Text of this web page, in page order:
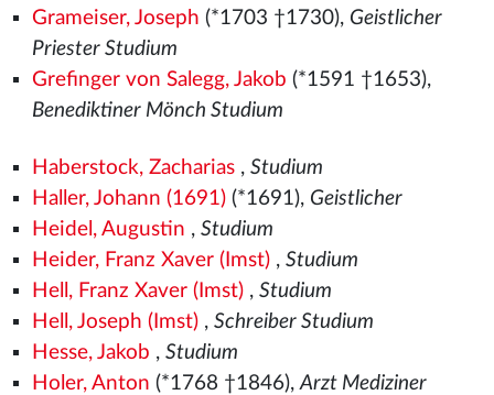
Grameiser, Joseph (*1703 †1730), Geistlicher
Priester Studium
Grefinger von Salegg, Jakob (*1591 †1653),
Benediktiner Mönch Studium
Haberstock, Zacharias, Studium
Haller, Johann (1691)(*1691), Geistlicher
Heidel, Augustin , Studium
Heider, Franz Xaver (Imst), Studium
Hell, Franz Xaver (Imst), Studium
Hell, Joseph (Imst), Schreiber Studium
Hesse, Jakob , Studium
Holer, Anton (*1768 †1846),Arzt Mediziner